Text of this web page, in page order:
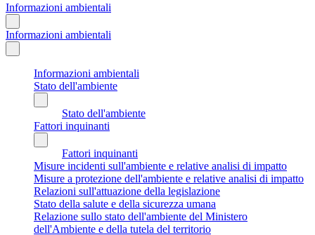
Informazioni ambientali
Informazioni ambientali
Informazioni ambientali
Stato dell'ambiente
Stato dell'ambiente
Fattori inquinanti
Fattori inquinanti
Misure incidenti sull'ambiente e relative analisi di impatto
Misure a protezione dell'ambiente e relative analisi di impatto
Relazioni sull'attuazione della legislazione
Stato della salute e della sicurezza umana
Relazione sullo stato dell'ambiente del Ministero
dell'Ambiente e della tutela del territorio